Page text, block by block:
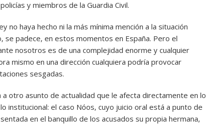
y miembros de la Guardia Civil.
no haya hecho ni la más mínima mención a la situación
se padece, en estos momentos en España. Pero el
nosotros es de una complejidad enorme y cualquier
mismo en una dirección cualquiera podría provocar
sesgadas.
a otro asunto de actualidad que le afecta directamente en lo
institucional: el caso Nóos, cuyo juicio oral está a punto de
en el banquillo de los acusados su propia hermana,